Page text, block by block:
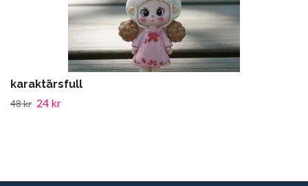
karaktärsfull
48 kr 24 kr